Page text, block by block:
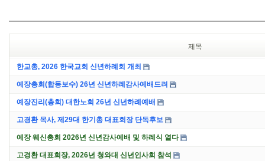
제목
한교총, 2026 한국교회 신년하례회 개최
예장총회(합동보수) 26년 신년하례감사예배드려
예장진리(총회) 대한노회 26년 신년하례예배
고경환 목사, 제29대 한기총 대표회장 단독후보
예장 웨신총회 2026년 신년감사예배 및 하례식 열다
고경환 대표회장, 2026년 청와대 신년인사회 참석